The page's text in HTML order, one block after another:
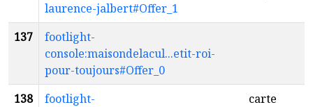
laurence-jalbert#Offer_1
137
footlight-
console:maisondelacul...etit-roi-
pour-toujours#Offer_0
138
footlight-
carte